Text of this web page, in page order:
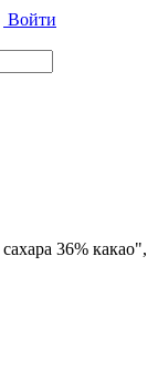
Войти
36% какао",